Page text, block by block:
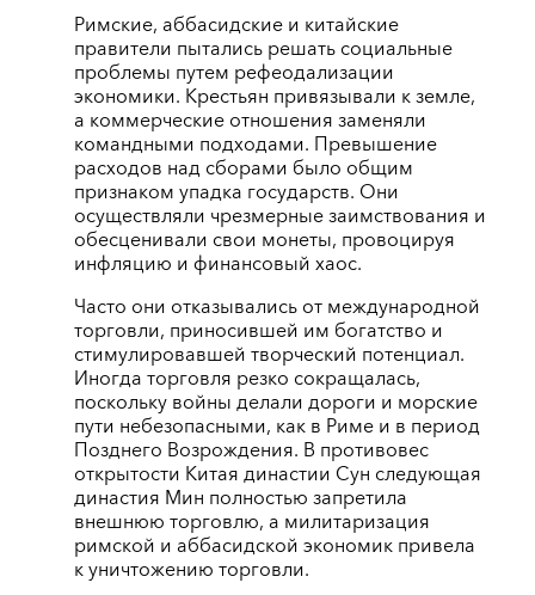
Римские, аббасидские и китайские
правители пытались решать социальные
проблемы путем рефеодализации
экономики. Крестьян привязывали к земле,
а коммерческие отношения заменяли
командными подходами. Превышение
расходов над сборами было общим
признаком упадка государств. Они
осуществляли чрезмерные заимствования и
обесценивали свои монеты, провоцируя
инфляцию и финансовый хаос.
Часто они отказывались от международной
торговли, приносившей им богатство и
стимулировавшей творческий потенциал.
Иногда торговля резко сокращалась,
поскольку войны делали дороги и морские
пути небезопасными, как в Риме и в период
Позднего Возрождения. В противовес
открытости Китая династии Сун следующая
династия Мин полностью запретила
внешнюю торговлю, а милитаризация
римской и аббасидской экономик привела
к уничтожению торговли.